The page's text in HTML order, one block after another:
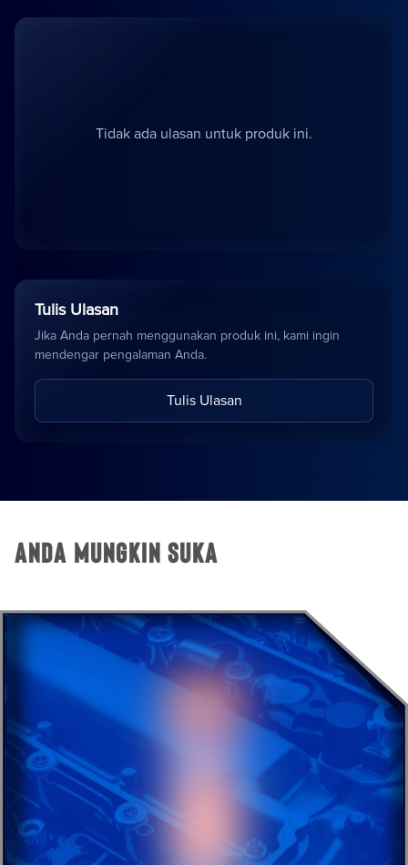
Tulis Ulasan
Jika Anda pernah menggunakan produk ini, kami ingin
mendengar pengalaman Anda.
Tulis Ulasan
Tidak ada ulasan untuk produk ini.
Anda Mungkin Suka